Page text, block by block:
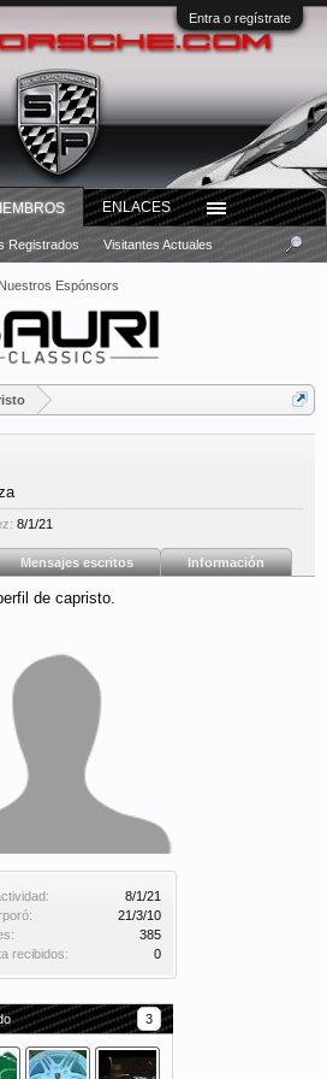
Entra o regístrate
Nuestros Espónsors
8/1/21
21/3/10
385
recibidos:
0
3
8/1/21
Mensajes escritos Información
de capristo.
Registrados Visitantes Actuales
ENLACES